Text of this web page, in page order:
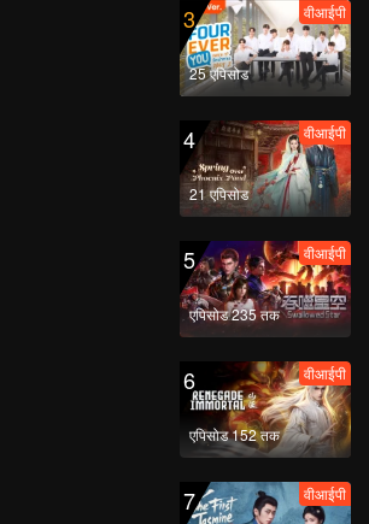
3
25 एपिसोड
वीआईपी
4
21 एपिसोड
वीआईपी
5
एपिसोड 235 तक
वीआईपी
6
एपिसोड 152 तक
वीआईपी
7 वीआईपी